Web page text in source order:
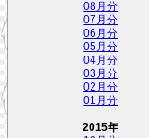
08月分
07月分
06月分
05月分
04月分
03月分
02月分
01月分
2015年